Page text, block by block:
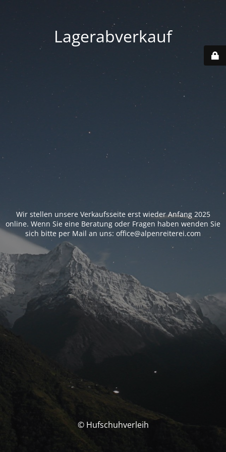
Lagerabverkauf
Wir stellen unsere Verkaufsseite erst wieder Anfang 2025
online. Wenn Sie eine Beratung oder Fragen haben wenden Sie
sich bitte per Mail an uns: office@alpenreiterei.com
© Hufschuhverleih